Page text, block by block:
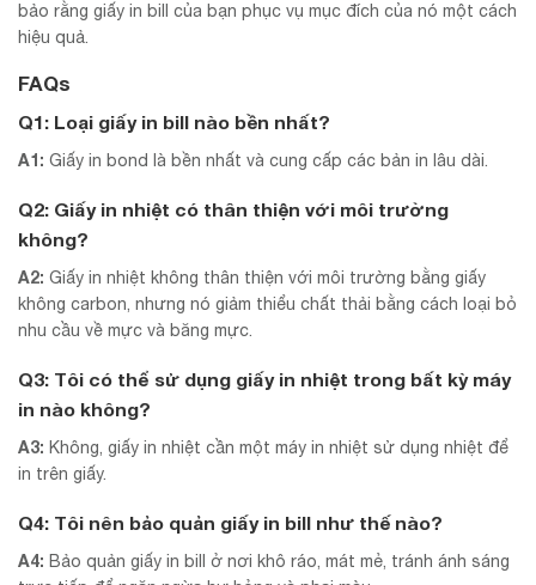
bảo rằng giấy in bill của bạn phục vụ mục đích của nó một cách
hiệu quả.
FAQs
Q1: Loại giấy in bill nào bền nhất?
A1: Giấy in bond là bền nhất và cung cấp các bản in lâu dài.
Q2: Giấy in nhiệt có thân thiện với môi trường
không?
A2: Giấy in nhiệt không thân thiện với môi trường bằng giấy
không carbon, nhưng nó giảm thiểu chất thải bằng cách loại bỏ
nhu cầu về mực và băng mực.
Q3: Tôi có thể sử dụng giấy in nhiệt trong bất kỳ máy
in nào không?
A3: Không, giấy in nhiệt cần một máy in nhiệt sử dụng nhiệt để
in trên giấy.
Q4: Tôi nên bảo quản giấy in bill như thế nào?
A4: Bảo quản giấy in bill ở nơi khô ráo, mát mẻ, tránh ánh sáng